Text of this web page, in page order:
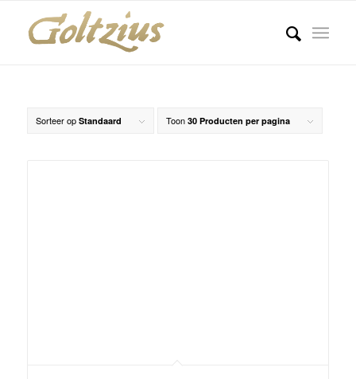
Sorteer op Standaard Toon 30 Producten per pagina